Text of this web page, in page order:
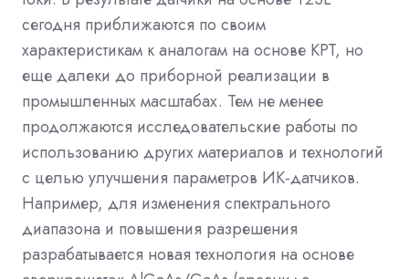
сегодня приближаются по своим
характеристикам к аналогам на основе КРТ, но
еще далеки до приборной реализации в
промышленных масштабах. Тем не менее
продолжаются исследовательские работы по
использованию других материалов и технологий
с целью улучшения параметров ИК-датчиков.
Например, для изменения спектрального
диапазона и повышения разрешения
разрабатывается новая технология на основе